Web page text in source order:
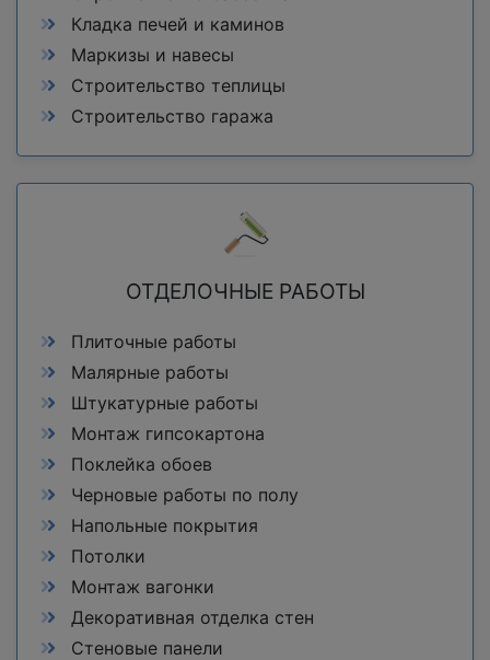
Кладка печей и каминов
Маркизы и навесы
Строительство теплицы
Строительство гаража
ОТДЕЛОЧНЫЕ РАБОТЫ
Плиточные работы
Малярные работы
Штукатурные работы
Монтаж гипсокартона
Поклейка обоев
Черновые работы по полу
Напольные покрытия
Потолки
Монтаж вагонки
Декоративная отделка стен
Стеновые панели